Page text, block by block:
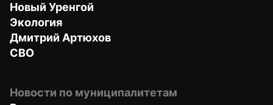
Новый Уренгой
Экология
Дмитрий Артюхов
СВО
Новости по муниципалитетам